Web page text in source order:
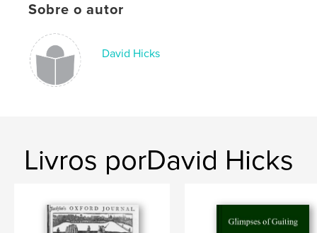
Sobre o autor
David Hicks
Livros porDavid Hicks